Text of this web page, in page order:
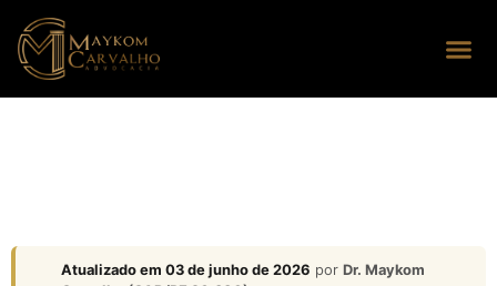
Atualizado em 03 de junho de 2026 por Dr. Maykom